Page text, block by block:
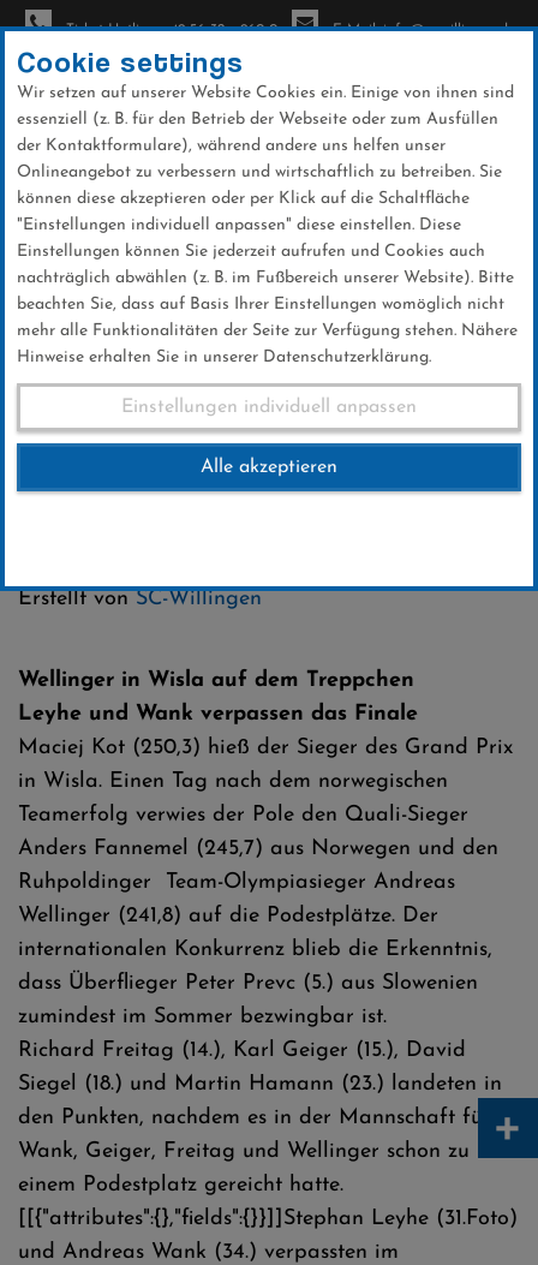
Direkt
zum
Inhalt
Ticket-Hotline: +49 56 32 - 960-0 E-Mail: info@sc-willingen.de
News
FIS Sommer Grand Prix Wisla
23.07.2016
Erstellt vonSC-Willingen
Wellinger in Wisla auf dem Treppchen
Leyhe und Wank verpassen das Finale
Maciej Kot (250,3) hieß der Sieger des Grand Prix
in Wisla. Einen Tag nach dem norwegischen
Teamerfolg verwies der Pole den Quali-Sieger
Anders Fannemel (245,7) aus Norwegen und den
Ruhpoldinger Team-Olympiasieger Andreas
Wellinger (241,8) auf die Podestplätze. Der
internationalen Konkurrenz blieb die Erkenntnis,
dass Überflieger Peter Prevc (5.) aus Slowenien
zumindest im Sommer bezwingbar ist.
Richard Freitag (14.), Karl Geiger (15.), David
Siegel (18.) und Martin Hamann (23.) landeten in
den Punkten, nachdem es in der Mannschaft für
Wank, Geiger, Freitag und Wellinger schon zu
einem Podestplatz gereicht hatte.
[[{"attributes":{},"fields":{}}]]Stephan Leyhe (31.Foto)
und Andreas Wank (34.) verpassten im
Cookie settings
Wir setzen auf unserer Website Cookies ein. Einige von ihnen sind
essenziell (z. B. für den Betrieb der Webseite oder zum Ausfüllen
der Kontaktformulare), während andere uns helfen unser
Onlineangebot zu verbessern und wirtschaftlich zu betreiben. Sie
können diese akzeptieren oder per Klick auf die Schaltfläche
"Einstellungen individuell anpassen" diese einstellen. Diese
Einstellungen können Sie jederzeit aufrufen und Cookies auch
nachträglich abwählen (z. B. im Fußbereich unserer Website). Bitte
beachten Sie, dass auf Basis Ihrer Einstellungen womöglich nicht
mehr alle Funktionalitäten der Seite zur Verfügung stehen. Nähere
Hinweise erhalten Sie in unserer Datenschutzerklärung.
Einstellungen individuell anpassen
Alle akzeptieren
+